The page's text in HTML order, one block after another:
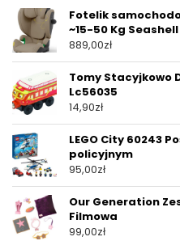
Fotelik
~15-50 Kg
889,00zł
Tomy Stacyjkowo
Lc56035
14,90zł
LEGO City 60243
policyjnym
95,00zł
Our Generation
Filmowa
99,00zł